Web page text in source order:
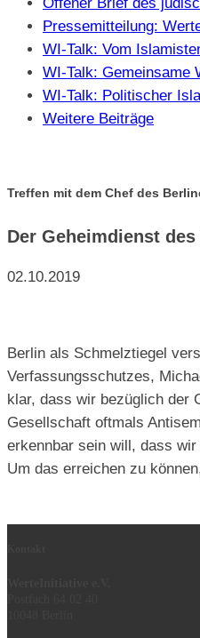
Pressemitteilung:
WI-Talk: Vom
WI-Talk: Gemeinsame
WI-Talk: Politischer
Weitere Beiträge
Treffen mit dem Chef des
Der Geheimdienst
02.10.2019
Berlin als Schmelztiegel
Verfassungsschutzes,
klar, dass wir bezüglich der
Gesellschaft oftmals
erkennbar sein will, dass
Um das erreichen zu